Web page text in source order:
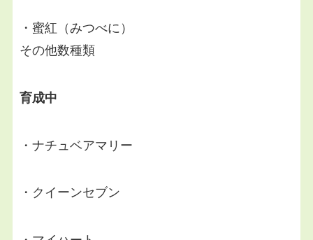
・蜜紅（みつべに）
その他数種類
育成中
・ナチュベアマリー
・クイーンセブン